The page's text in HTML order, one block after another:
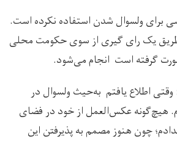
برای ولسوال شدن استفاده نکرده است.
یک رای گیری از سوی حکومت محلی
گرفته است انجام می‌شود.
اطلاع یافتم به‌حیث ولسوال در
هیچ‌گونه عکس‌العمل از خود در فضای
چون هنوز مصمم به پذیرفتن این